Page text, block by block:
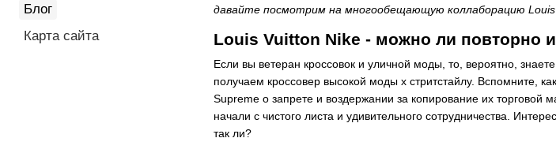
давайте посмотрим на многообещающую коллаборацию Louis
Louis Vuitton Nike - можно ли повторно
Если вы ветеран кроссовок и уличной моды, то, вероятно,
получаем кроссовер высокой моды x стритстайлу. Вспомните,
Supreme о запрете и воздержании за копирование их торговой
начали с чистого листа и удивительного сотрудничества.
так ли?
Блог
Карта сайта